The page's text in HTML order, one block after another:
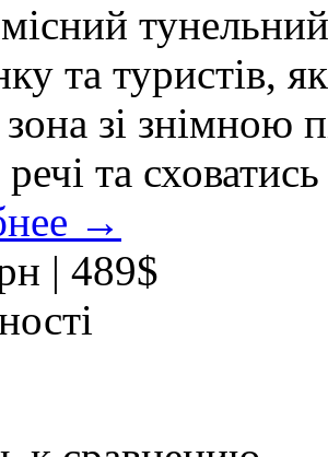
та туристів,
зі знімною
та
→
| 489$